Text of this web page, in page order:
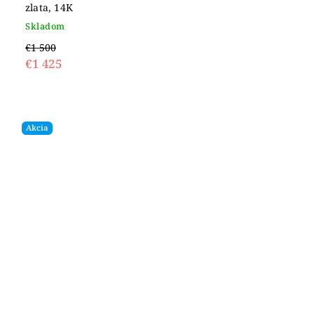
zlata, 14K
Skladom
€1 500
€1 425
Akcia